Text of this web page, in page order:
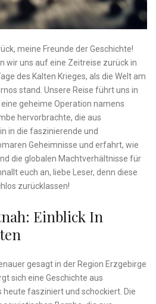
‍meine Freunde der Geschichte!
wir uns auf eine ‌Zeitreise zurück⁢ in⁢
des⁣ Kalten ⁣Krieges, als die Welt am
stand. Unsere Reise führt uns in
​geheime‍ Operation namens
hervorbrachte, die aus
in ​die faszinierende und
Geheimnisse und erfahrt, wie
die globalen Machtverhältnisse für
euch an, liebe Leser, denn ‌diese
zurücklassen!
Einblick In
gesagt in der Region Erzgebirge
sich eine Geschichte ⁤aus
heute fasziniert und schockiert.‍ Die